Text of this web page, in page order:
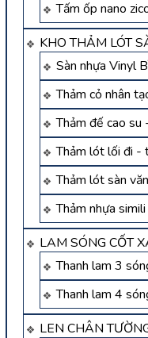
Tấm ốp nano
KHO THẢM LÓT
Sàn nhựa Vinyl
Thảm cỏ nhân
Thảm đế cao su
Thảm lót lối đi -
Thảm lót sàn
Thảm nhựa
LAM SÓNG CỐT
Thanh lam 3
Thanh lam 4
LEN CHÂN